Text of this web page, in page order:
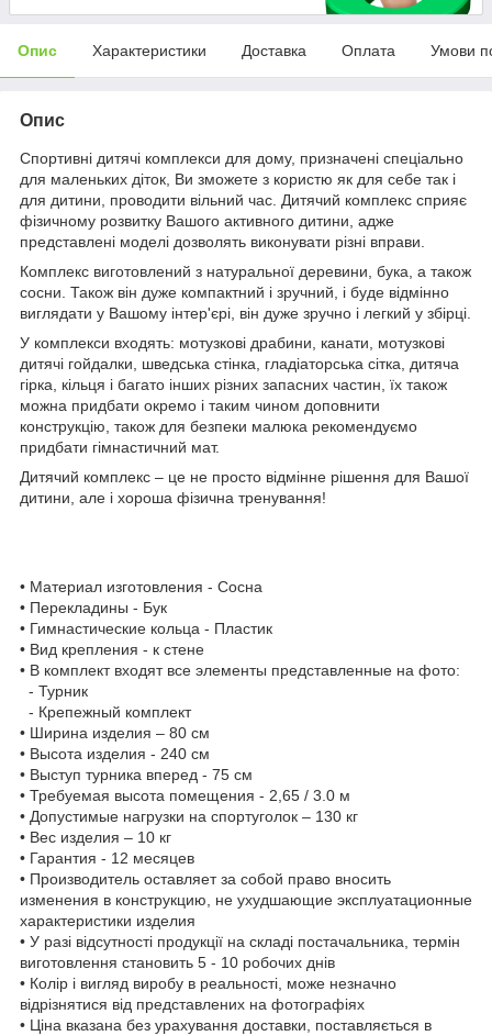
Опис Характеристики Доставка Оплата Умови
Опис
Спортивні дитячі комплекси для дому, призначені спеціально
для маленьких діток, Ви зможете з користю як для себе так і
для дитини, проводити вільний час. Дитячий комплекс сприяє
фізичному розвитку Вашого активного дитини, адже
представлені моделі дозволять виконувати різні вправи.
Комплекс виготовлений з натуральної деревини, бука, а також
сосни. Також він дуже компактний і зручний, і буде відмінно
виглядати у Вашому інтер'єрі, він дуже зручно і легкий у збірці.
У комплекси входять: мотузкові драбини, канати, мотузкові
дитячі гойдалки, шведська стінка, гладіаторська сітка, дитяча
гірка, кільця і багато інших різних запасних частин, їх також
можна придбати окремо і таким чином доповнити
конструкцію, також для безпеки малюка рекомендуємо
придбати гімнастичний мат.
Дитячий комплекс – це не просто відмінне рішення для Вашої
дитини, але і хороша фізична тренування!
• Материал изготовления - Сосна
• Перекладины - Бук
• Гимнастические кольца - Пластик
• Вид крепления - к стене
• В комплект входят все элементы представленные на фото:
- Турник
- Крепежный комплект
• Ширина изделия – 80 см
• Высота изделия - 240 см
• Выступ турника вперед - 75 см
• Требуемая высота помещения - 2,65 / 3.0 м
• Допустимые нагрузки на спортуголок – 130 кг
• Вес изделия – 10 кг
• Гарантия - 12 месяцев
• Производитель оставляет за собой право вносить
изменения в конструкцию, не ухудшающие эксплуатационные
характеристики изделия
• У разі відсутності продукції на складі постачальника, термін
виготовлення становить 5 - 10 робочих днів
• Колір і вигляд виробу в реальності, може незначно
відрізнятися від представлених на фотографіях
• Ціна вказана без урахування доставки, поставляється в